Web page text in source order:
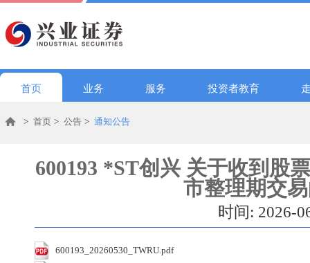
首页 业务 服务 投资者教育
> 首页 > 公告 > 通知公告
600193 *ST创兴 关于收到股
市整理期交
时间: 2026-
600193_20260530_TWRU.pdf